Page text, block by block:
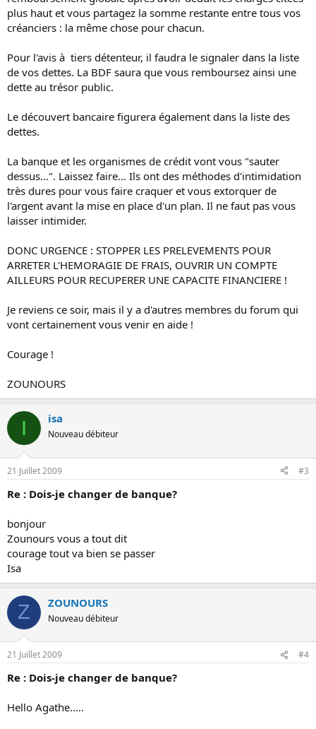
plus haut et vous partagez la somme restante entre tous vos
créanciers : la même chose pour chacun.
Pour l'avis à tiers détenteur, il faudra le signaler dans la liste
de vos dettes. La BDF saura que vous remboursez ainsi une
dette au trésor public.
Le découvert bancaire figurera également dans la liste des
dettes.
La banque et les organismes de crédit vont vous "sauter
dessus...". Laissez faire... Ils ont des méthodes d'intimidation
très dures pour vous faire craquer et vous extorquer de
l'argent avant la mise en place d'un plan. Il ne faut pas vous
laisser intimider.
DONC URGENCE : STOPPER LES PRELEVEMENTS POUR
ARRETER L'HEMORAGIE DE FRAIS, OUVRIR UN COMPTE
AILLEURS POUR RECUPERER UNE CAPACITE FINANCIERE !
Je reviens ce soir, mais il y a d'autres membres du forum qui
vont certainement vous venir en aide !
Courage !
ZOUNOURS
I isa
Nouveau débiteur
21 Juillet 2009 #3
Re : Dois-je changer de banque?
bonjour
Zounours vous a tout dit
courage tout va bien se passer
Isa
Z ZOUNOURS
Nouveau débiteur
21 Juillet 2009 #4
Re : Dois-je changer de banque?
Hello Agathe.....